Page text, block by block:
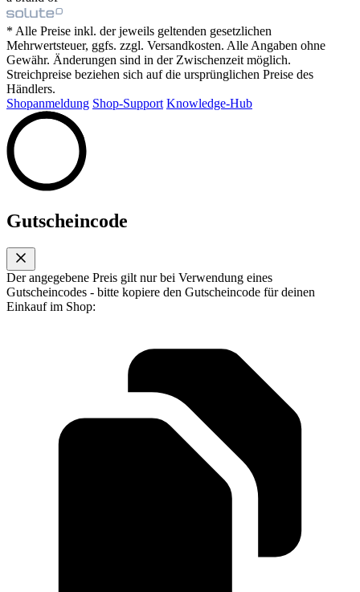
* Alle Preise inkl. der jeweils geltenden gesetzlichen
Mehrwertsteuer, ggfs. zzgl. Versandkosten. Alle Angaben ohne
Gewähr. Änderungen sind in der Zwischenzeit möglich.
Streichpreise beziehen sich auf die ursprünglichen Preise des
Händlers.
Shopanmeldung Shop-Support Knowledge-Hub
Gutscheincode
Der angegebene Preis gilt nur bei Verwendung eines
Gutscheincodes - bitte kopiere den Gutscheincode für deinen
Einkauf im Shop: